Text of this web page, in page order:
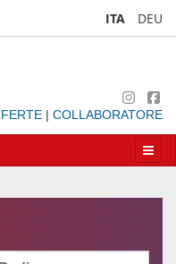
ITA DEU
| COLLABORATORE
Apri/
la